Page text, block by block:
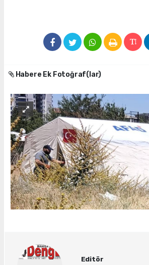
Habere Ek Fotoğraf(lar)
Editör